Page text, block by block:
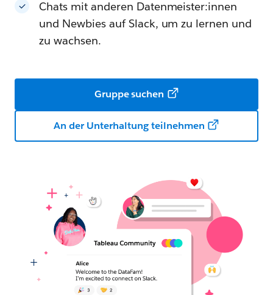
Chats mit anderen Datenmeister:innen
und Newbies auf Slack, um zu lernen und
zu wachsen.
Gruppe suchen
An der Unterhaltung teilnehmen